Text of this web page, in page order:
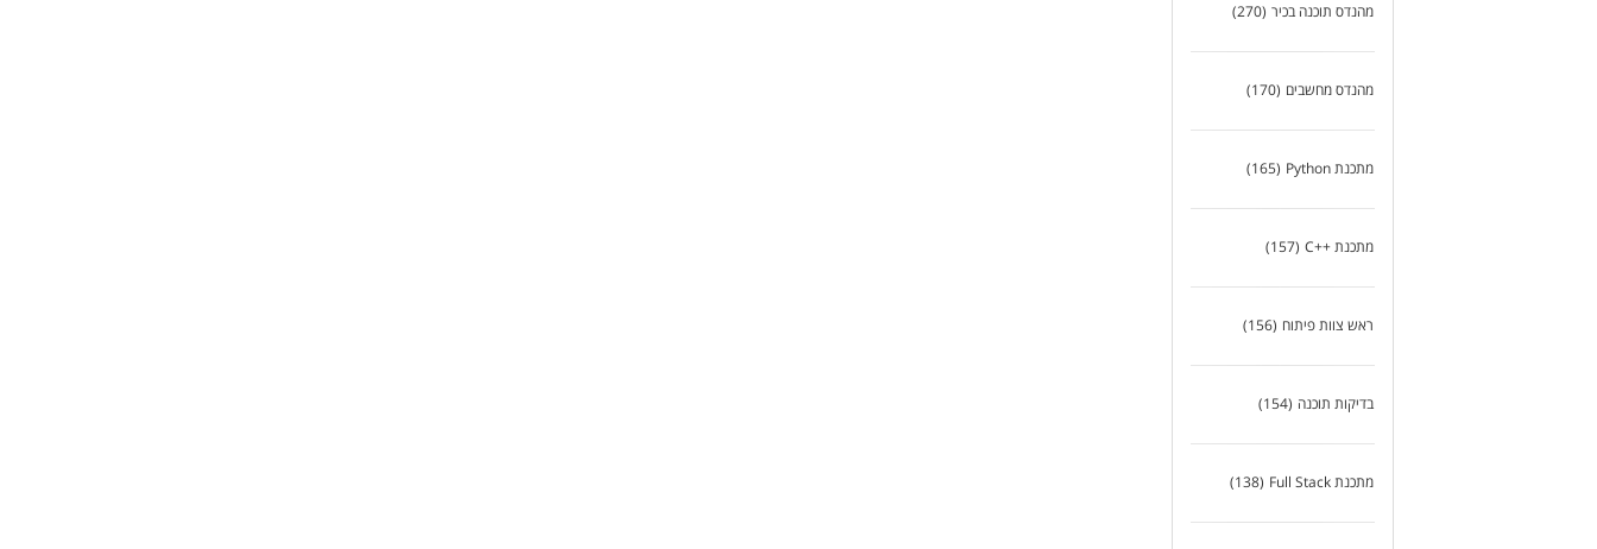
מהנדס תוכנה בכיר (270)
מהנדס מחשבים (170)
מתכנת Python (165)
מתכנת ++C (157)
ראש צוות פיתוח (156)
בדיקות תוכנה (154)
מתכנת Full Stack (138)